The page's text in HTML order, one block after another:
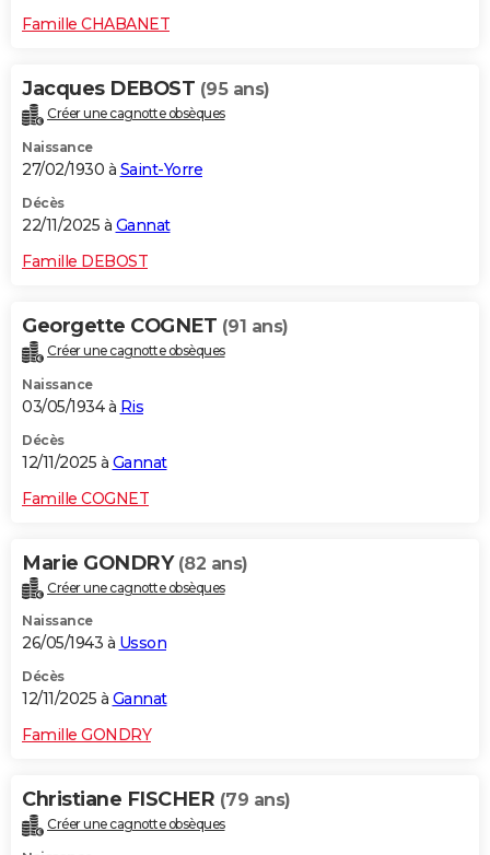
Famille CHABANET
Jacques DEBOST (95 ans)
Créer une cagnotte obsèques
Naissance
27/02/1930 à Saint-Yorre
Décès
22/11/2025 à Gannat
Famille DEBOST
Georgette COGNET (91 ans)
Créer une cagnotte obsèques
Naissance
03/05/1934 à Ris
Décès
12/11/2025 à Gannat
Famille COGNET
Marie GONDRY (82 ans)
Créer une cagnotte obsèques
Naissance
26/05/1943 à Usson
Décès
12/11/2025 à Gannat
Famille GONDRY
Christiane FISCHER (79 ans)
Créer une cagnotte obsèques